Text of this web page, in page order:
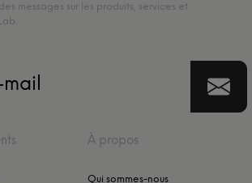
messages sur les produits, services et
À propos
Qui sommes-nous